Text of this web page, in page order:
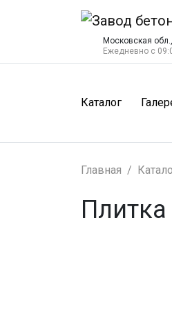
Московская
Ежедневно с
Каталог
Главная